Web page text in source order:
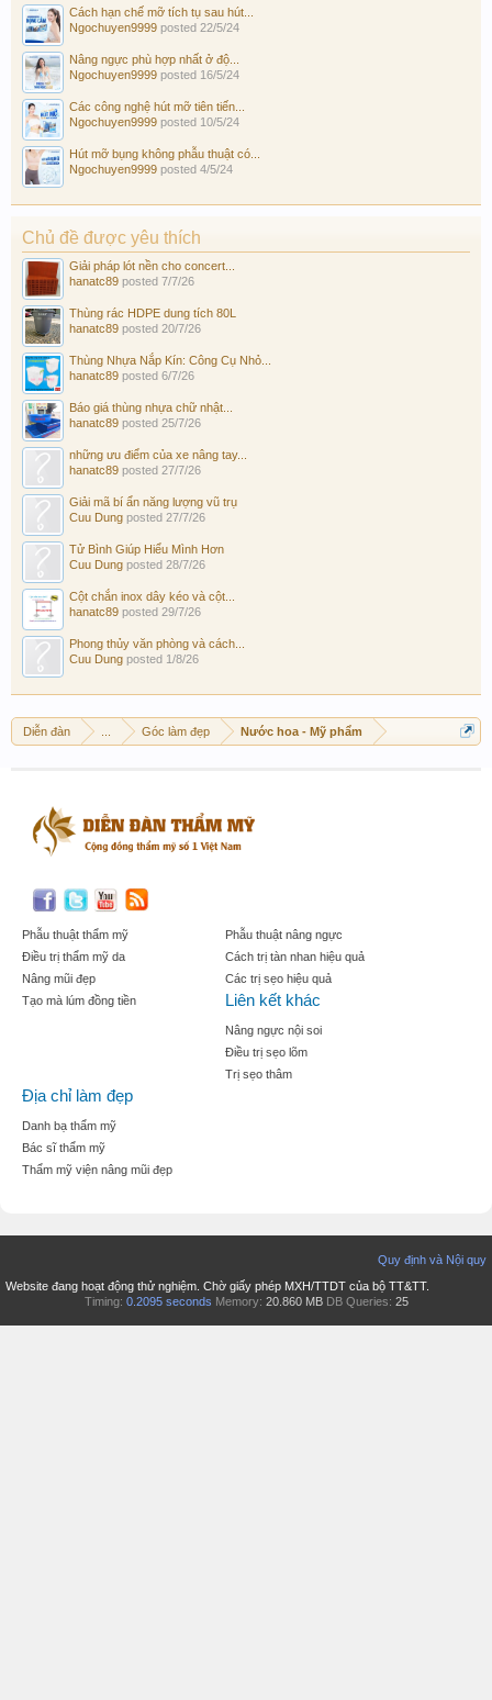
Cách hạn chế mỡ tích tụ sau hút...
Ngochuyen9999 posted 22/5/24
Nâng ngực phù hợp nhất ở độ...
Ngochuyen9999 posted 16/5/24
Các công nghệ hút mỡ tiên tiến...
Ngochuyen9999 posted 10/5/24
Hút mỡ bụng không phẫu thuật có...
Ngochuyen9999 posted 4/5/24
Chủ đề được yêu thích
Giải pháp lót nền cho concert...
hanatc89 posted 7/7/26
Thùng rác HDPE dung tích 80L
hanatc89 posted 20/7/26
Thùng Nhựa Nắp Kín: Công Cụ Nhỏ...
hanatc89 posted 6/7/26
Báo giá thùng nhựa chữ nhật...
hanatc89 posted 25/7/26
những ưu điểm của xe nâng tay...
hanatc89 posted 27/7/26
Giải mã bí ẩn năng lượng vũ trụ
Cuu Dung posted 27/7/26
Tử Bình Giúp Hiểu Mình Hơn
Cuu Dung posted 28/7/26
Cột chắn inox dây kéo và cột...
hanatc89 posted 29/7/26
Phong thủy văn phòng và cách...
Cuu Dung posted 1/8/26
Diễn đàn Góc làm đẹp Nước hoa - Mỹ phẩm
Phẫu thuật thẩm mỹ
Điều trị thẩm mỹ da
Nâng mũi đẹp
Tạo mà lúm đồng tiền
Phẫu thuật nâng ngực
Cách trị tàn nhan hiệu quả
Các trị sẹo hiệu quả
Liên kết khác
Nâng ngực nội soi
Điều trị sẹo lõm
Trị sẹo thâm
Địa chỉ làm đẹp
Danh bạ thẩm mỹ
Bác sĩ thẩm mỹ
Thẩm mỹ viện nâng mũi đẹp
Quy định và Nội quy
Website đang hoạt động thử nghiệm. Chờ giấy phép MXH/TTDT của bộ TT&TT.
Timing: 0.2095 seconds Memory: 20.860 MB DB Queries: 25